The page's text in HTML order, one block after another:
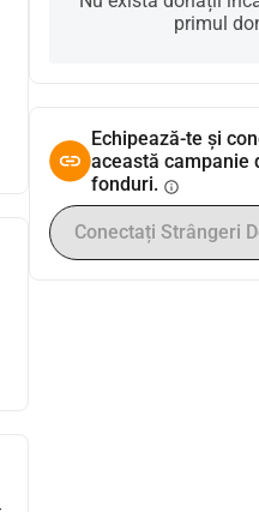
primul
Echipează-te și
această campanie
fonduri. info
Conectați Strângeri